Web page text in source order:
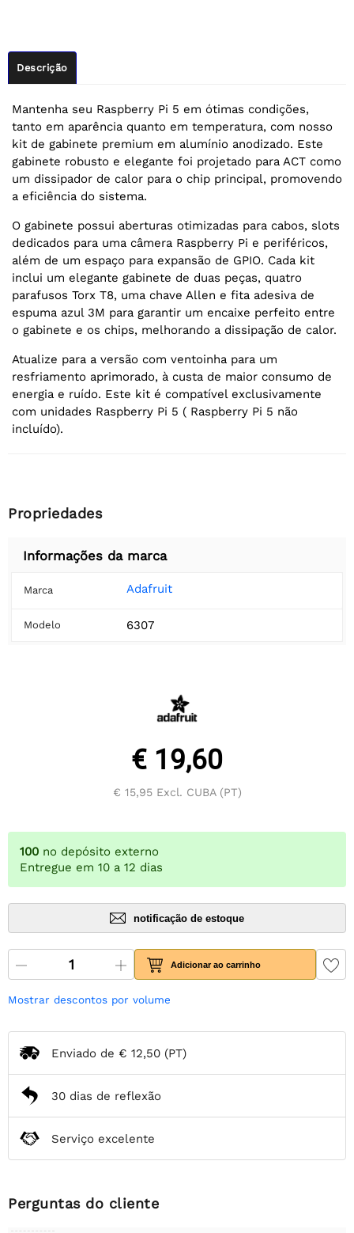
Descrição
Mantenha seu Raspberry Pi 5 em ótimas condições,
tanto em aparência quanto em temperatura, com nosso
kit de gabinete premium em alumínio anodizado. Este
gabinete robusto e elegante foi projetado para ACT como
um dissipador de calor para o chip principal, promovendo
a eficiência do sistema.
O gabinete possui aberturas otimizadas para cabos, slots
dedicados para uma câmera Raspberry Pi e periféricos,
além de um espaço para expansão de GPIO. Cada kit
inclui um elegante gabinete de duas peças, quatro
parafusos Torx T8, uma chave Allen e fita adesiva de
espuma azul 3M para garantir um encaixe perfeito entre
o gabinete e os chips, melhorando a dissipação de calor.
Atualize para a versão com ventoinha para um
resfriamento aprimorado, à custa de maior consumo de
energia e ruído. Este kit é compatível exclusivamente
com unidades Raspberry Pi 5 ( Raspberry Pi 5 não
incluído).
Propriedades
Informações da marca
Marca Adafruit
Modelo 6307
€ 19,60
€ 15,95Excl. CUBA (PT)
100 no depósito externo
Entregue em 10 a 12 dias
notificação de estoque
Adicionar ao carrinho
Mostrar descontos por volume
Enviado de € 12,50 (PT)
30 dias de reflexão
Serviço excelente
Perguntas do cliente